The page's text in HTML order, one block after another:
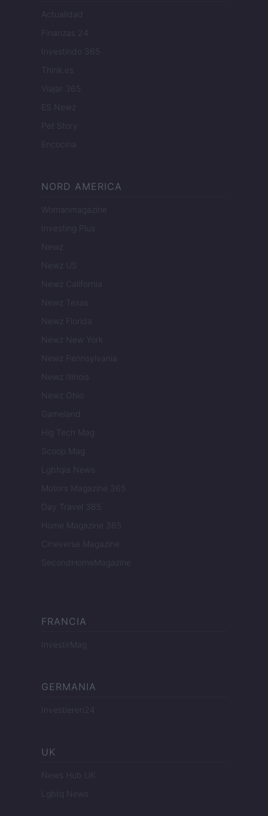
Actualidad
Finanzas 24
Investindo 365
Think.es
Viajar 365
ES Newz
Pet Story
Encocina
NORD AMERICA
Womanmagazine
Investing Plus
Newz
Newz US
Newz California
Newz Texas
Newz Florida
Newz New York
Newz Pennsylvania
Newz Illinois
Newz Ohio
Gameland
Hig Tech Mag
Scoop Mag
Lgbtqia News
Motors Magazine 365
Day Travel 365
Home Magazine 365
Cineverse Magazine
SecondHomeMagazine
FRANCIA
InvestirMag
GERMANIA
Investieren24
UK
News Hub UK
Lgbtq News